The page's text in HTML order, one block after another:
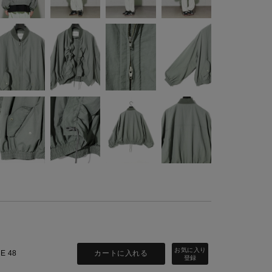
48 カートに入れる